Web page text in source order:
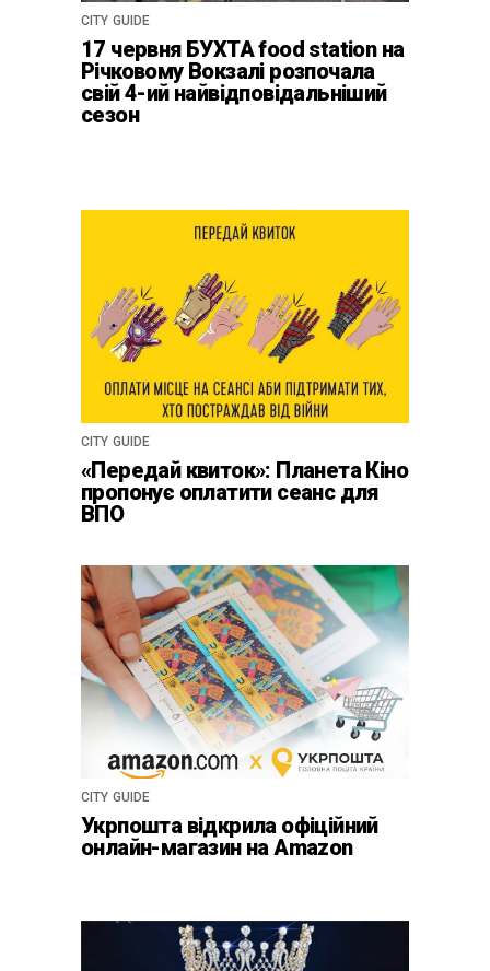
CITY GUIDE
17 червня БУХТА food station на
Річковому Вокзалі розпочала
свій 4-ий найвідповідальніший
сезон
CITY GUIDE
«Передай квиток»: Планета Кіно
пропонує оплатити сеанс для
ВПО
CITY GUIDE
Укрпошта відкрила офіційний
онлайн-магазин на Amazon